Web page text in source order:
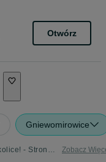
Otwórz
Gniewomirowice
Dla Ciebie wszystko - Gniewomirowice i okolice! - Strona 2 Zobacz